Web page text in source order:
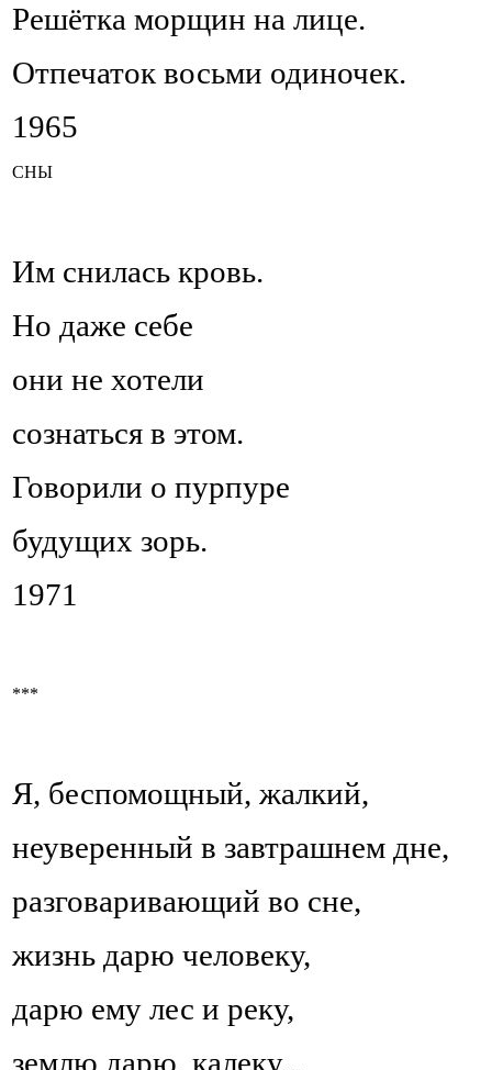
Решётка морщин на лице.
Отпечаток восьми одиночек.
1965
СНЫ
Им снилась кровь.
Но даже себе
они не хотели
сознаться в этом.
Говорили о пурпуре
будущих зорь.
1971
***
Я, беспомощный, жалкий,
неуверенный в завтрашнем дне,
разговаривающий во сне,
жизнь дарю человеку,
дарю ему лес и реку,
землю дарю, калеку...